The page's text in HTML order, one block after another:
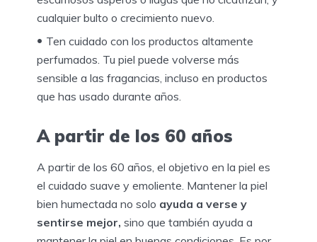
cualquier bulto o crecimiento nuevo.
Ten cuidado con los productos altamente
perfumados. Tu piel puede volverse más
sensible a las fragancias, incluso en productos
que has usado durante años.
A partir de los 60 años
A partir de los 60 años, el objetivo en la piel es
el cuidado suave y emoliente. Mantener la piel
bien humectada no solo ayuda a verse y
sentirse mejor, sino que también ayuda a